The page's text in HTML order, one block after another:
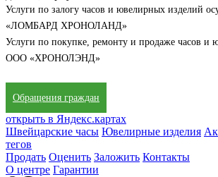
Услуги по залогу часов и ювелирных изделий
«ЛОМБАРД ХРОНОЛАНД»
Услуги по покупке, ремонту и продаже часов и
ООО «ХРОНОЛЭНД»
Обращения граждан
открыть в Яндекс.картах
Швейцарские часы Ювелирные изделия
тегов
Продать Оценить Заложить Контакты
О центре Гарантии